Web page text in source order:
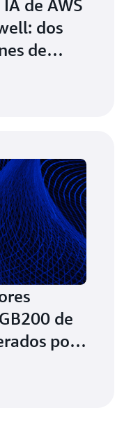
de AWS
dos
de
la IA
de
por
de